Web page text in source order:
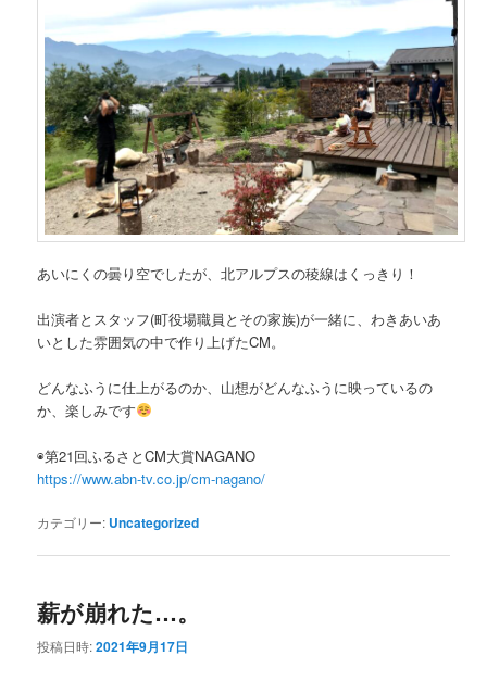
あいにくの曇り空でしたが、北アルプスの稜線はくっきり！
出演者とスタッフ(町役場職員とその家族)が一緒に、わきあいあ
いとした雰囲気の中で作り上げたCM。
どんなふうに仕上がるのか、山想がどんなふうに映っているの
か、楽しみです
◉第21回ふるさとCM大賞NAGANO
https://www.abn-tv.co.jp/cm-nagano/
カテゴリー: Uncategorized
薪が崩れた…。
投稿日時:2021年9月17日